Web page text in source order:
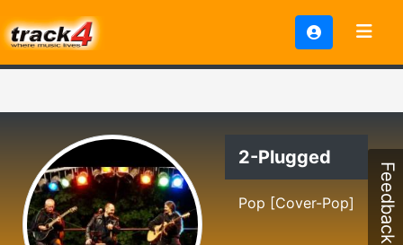
2-Plugged
Pop [Cover-Pop] Feedback